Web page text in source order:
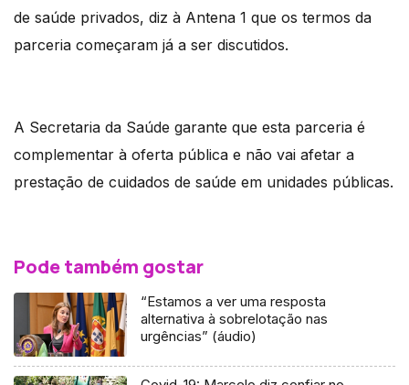
de saúde privados, diz à Antena 1 que os termos da
parceria começaram já a ser discutidos.
A Secretaria da Saúde garante que esta parceria é
complementar à oferta pública e não vai afetar a
prestação de cuidados de saúde em unidades públicas.
Pode também gostar
“Estamos a ver uma resposta
alternativa à sobrelotação nas
urgências” (áudio)